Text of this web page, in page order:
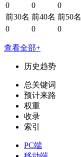
0
0
0
前30名 前40名 前50名
0
0 0
查看全部+
历史趋势
总关键词
预计来路
权重
收录
索引
PC端